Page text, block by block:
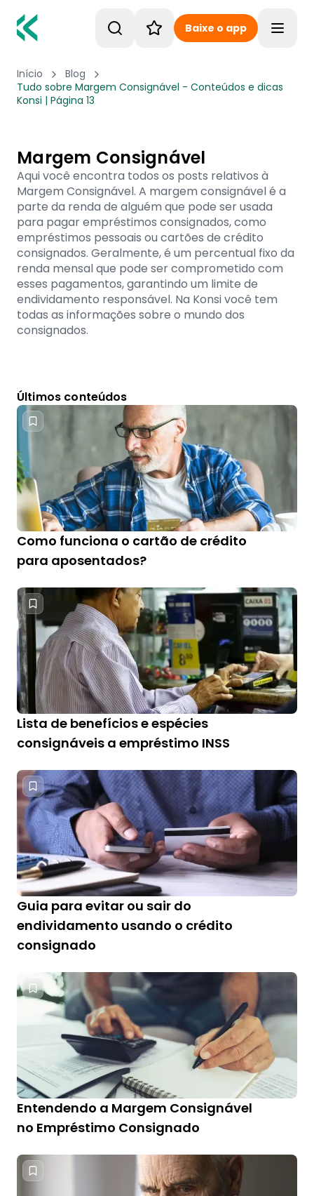
Baixe o app
Início
Blog
Tudo sobre Margem Consignável - Conteúdos e dicas
Konsi | Página 13
Margem Consignável
Aqui você encontra todos os posts relativos à
Margem Consignável. A margem consignável é a
parte da renda de alguém que pode ser usada
para pagar empréstimos consignados, como
empréstimos pessoais ou cartões de crédito
consignados. Geralmente, é um percentual fixo da
renda mensal que pode ser comprometido com
esses pagamentos, garantindo um limite de
endividamento responsável. Na Konsi você tem
todas as informações sobre o mundo dos
consignados.
Últimos conteúdos
Como funciona o cartão de crédito
para aposentados?
Lista de benefícios e espécies
consignáveis a empréstimo INSS
Guia para evitar ou sair do
endividamento usando o crédito
consignado
Entendendo a Margem Consignável
no Empréstimo Consignado